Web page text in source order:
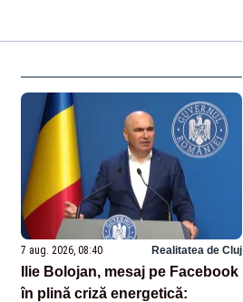
7 aug. 2026, 08:40 Realitatea de Cluj
Ilie Bolojan, mesaj pe Facebook
în plină criză energetică: